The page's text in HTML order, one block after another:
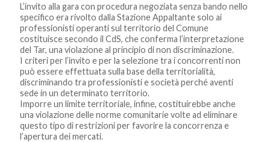
L’invito alla gara con procedura negoziata senza bando nello
specifico era rivolto dalla Stazione Appaltante solo ai
professionisti operanti sul territorio del Comune
costituisce secondo il CdS, che conferma l’interpretazione
del Tar, una violazione al principio di non discriminazione.
I criteri per l’invito e per la selezione tra i concorrenti non
può essere effettuata sulla base della territorialità,
discriminando tra professionisti e società perché aventi
sede in un determinato territorio.
Imporre un limite territoriale, infine, costituirebbe anche
una violazione delle norme comunitarie volte ad eliminare
questo tipo di restrizioni per favorire la concorrenza e
l’apertura dei mercati.